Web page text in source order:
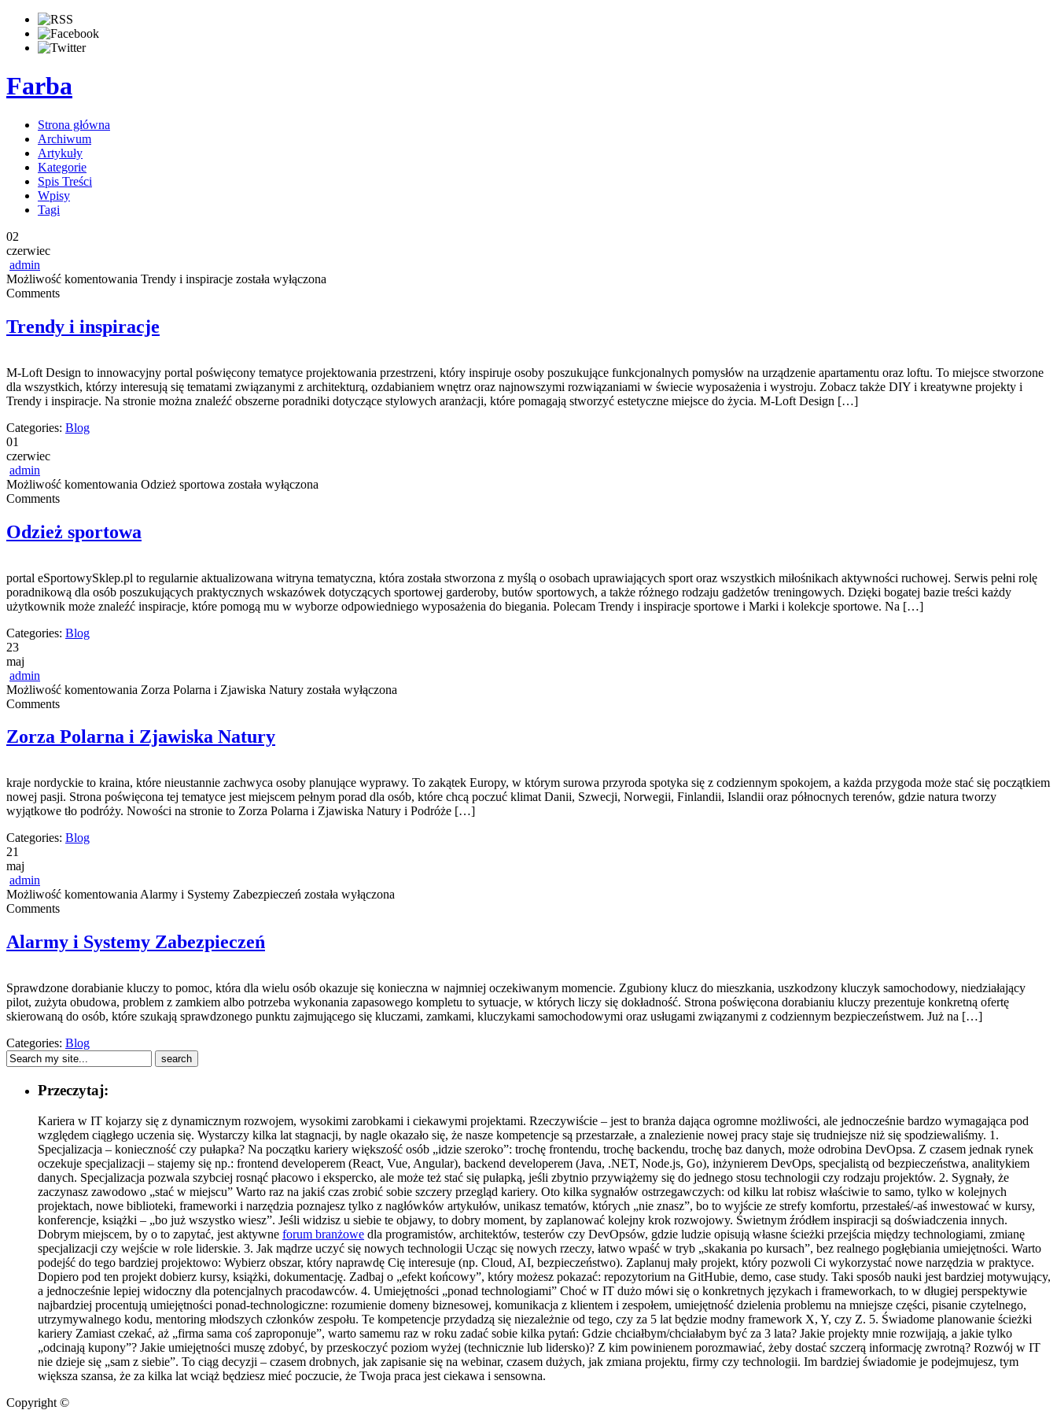
Farba
Strona główna
Archiwum
Artykuły
Kategorie
Spis Treści
Wpisy
Tagi
02
czerwiec
admin
Możliwość komentowania Trendy i inspiracje została wyłączona
Comments
Trendy i inspiracje
M-Loft Design to innowacyjny portal poświęcony tematyce projektowania przestrzeni, który inspiruje osoby poszukujące funkcjonalnych pomysłów na urządzenie apartamentu oraz loftu. To miejsce stworzone
dla wszystkich, którzy interesują się tematami związanymi z architekturą, ozdabianiem wnętrz oraz najnowszymi rozwiązaniami w świecie wyposażenia i wystroju. Zobacz także DIY i kreatywne projekty i
Trendy i inspiracje. Na stronie można znaleźć obszerne poradniki dotyczące stylowych aranżacji, które pomagają stworzyć estetyczne miejsce do życia. M-Loft Design […]
Categories: Blog
01
czerwiec
admin
Możliwość komentowania Odzież sportowa została wyłączona
Comments
Odzież sportowa
portal eSportowySklep.pl to regularnie aktualizowana witryna tematyczna, która została stworzona z myślą o osobach uprawiających sport oraz wszystkich miłośnikach aktywności ruchowej. Serwis pełni rolę
poradnikową dla osób poszukujących praktycznych wskazówek dotyczących sportowej garderoby, butów sportowych, a także różnego rodzaju gadżetów treningowych. Dzięki bogatej bazie treści każdy
użytkownik może znaleźć inspiracje, które pomogą mu w wyborze odpowiedniego wyposażenia do biegania. Polecam Trendy i inspiracje sportowe i Marki i kolekcje sportowe. Na […]
Categories: Blog
23
maj
admin
Możliwość komentowania Zorza Polarna i Zjawiska Natury została wyłączona
Comments
Zorza Polarna i Zjawiska Natury
kraje nordyckie to kraina, które nieustannie zachwyca osoby planujące wyprawy. To zakątek Europy, w którym surowa przyroda spotyka się z codziennym spokojem, a każda przygoda może stać się początkiem
nowej pasji. Strona poświęcona tej tematyce jest miejscem pełnym porad dla osób, które chcą poczuć klimat Danii, Szwecji, Norwegii, Finlandii, Islandii oraz północnych terenów, gdzie natura tworzy
wyjątkowe tło podróży. Nowości na stronie to Zorza Polarna i Zjawiska Natury i Podróże […]
Categories: Blog
21
maj
admin
Możliwość komentowania Alarmy i Systemy Zabezpieczeń została wyłączona
Comments
Alarmy i Systemy Zabezpieczeń
Sprawdzone dorabianie kluczy to pomoc, która dla wielu osób okazuje się konieczna w najmniej oczekiwanym momencie. Zgubiony klucz do mieszkania, uszkodzony kluczyk samochodowy, niedziałający
pilot, zużyta obudowa, problem z zamkiem albo potrzeba wykonania zapasowego kompletu to sytuacje, w których liczy się dokładność. Strona poświęcona dorabianiu kluczy prezentuje konkretną ofertę
skierowaną do osób, które szukają sprawdzonego punktu zajmującego się kluczami, zamkami, kluczykami samochodowymi oraz usługami związanymi z codziennym bezpieczeństwem. Już na […]
Categories: Blog
Przeczytaj:
Kariera w IT kojarzy się z dynamicznym rozwojem, wysokimi zarobkami i ciekawymi projektami. Rzeczywiście – jest to branża dająca ogromne możliwości, ale jednocześnie bardzo wymagająca pod
względem ciągłego uczenia się. Wystarczy kilka lat stagnacji, by nagle okazało się, że nasze kompetencje są przestarzałe, a znalezienie nowej pracy staje się trudniejsze niż się spodziewaliśmy. 1.
Specjalizacja – konieczność czy pułapka? Na początku kariery większość osób „idzie szeroko”: trochę frontendu, trochę backendu, trochę baz danych, może odrobina DevOpsa. Z czasem jednak rynek
oczekuje specjalizacji – stajemy się np.: frontend developerem (React, Vue, Angular), backend developerem (Java, .NET, Node.js, Go), inżynierem DevOps, specjalistą od bezpieczeństwa, analitykiem
danych. Specjalizacja pozwala szybciej rosnąć płacowo i ekspercko, ale może też stać się pułapką, jeśli zbytnio przywiążemy się do jednego stosu technologii czy rodzaju projektów. 2. Sygnały, że
zaczynasz zawodowo „stać w miejscu” Warto raz na jakiś czas zrobić sobie szczery przegląd kariery. Oto kilka sygnałów ostrzegawczych: od kilku lat robisz właściwie to samo, tylko w kolejnych
projektach, nowe biblioteki, frameworki i narzędzia poznajesz tylko z nagłówków artykułów, unikasz tematów, których „nie znasz”, bo to wyjście ze strefy komfortu, przestałeś/-aś inwestować w kursy,
konferencje, książki – „bo już wszystko wiesz”. Jeśli widzisz u siebie te objawy, to dobry moment, by zaplanować kolejny krok rozwojowy. Świetnym źródłem inspiracji są doświadczenia innych.
Dobrym miejscem, by o to zapytać, jest aktywne forum branżowe dla programistów, architektów, testerów czy DevOpsów, gdzie ludzie opisują własne ścieżki przejścia między technologiami, zmianę
specjalizacji czy wejście w role liderskie. 3. Jak mądrze uczyć się nowych technologii Ucząc się nowych rzeczy, łatwo wpaść w tryb „skakania po kursach”, bez realnego pogłębiania umiejętności. Warto
podejść do tego bardziej projektowo: Wybierz obszar, który naprawdę Cię interesuje (np. Cloud, AI, bezpieczeństwo). Zaplanuj mały projekt, który pozwoli Ci wykorzystać nowe narzędzia w praktyce.
Dopiero pod ten projekt dobierz kursy, książki, dokumentację. Zadbaj o „efekt końcowy”, który możesz pokazać: repozytorium na GitHubie, demo, case study. Taki sposób nauki jest bardziej motywujący,
a jednocześnie lepiej widoczny dla potencjalnych pracodawców. 4. Umiejętności „ponad technologiami” Choć w IT dużo mówi się o konkretnych językach i frameworkach, to w długiej perspektywie
najbardziej procentują umiejętności ponad-technologiczne: rozumienie domeny biznesowej, komunikacja z klientem i zespołem, umiejętność dzielenia problemu na mniejsze części, pisanie czytelnego,
utrzymywalnego kodu, mentoring młodszych członków zespołu. Te kompetencje przydadzą się niezależnie od tego, czy za 5 lat będzie modny framework X, Y, czy Z. 5. Świadome planowanie ścieżki
kariery Zamiast czekać, aż „firma sama coś zaproponuje”, warto samemu raz w roku zadać sobie kilka pytań: Gdzie chciałbym/chciałabym być za 3 lata? Jakie projekty mnie rozwijają, a jakie tylko
„odcinają kupony”? Jakie umiejętności muszę zdobyć, by przeskoczyć poziom wyżej (technicznie lub lidersko)? Z kim powinienem porozmawiać, żeby dostać szczerą informację zwrotną? Rozwój w IT
nie dzieje się „sam z siebie”. To ciąg decyzji – czasem drobnych, jak zapisanie się na webinar, czasem dużych, jak zmiana projektu, firmy czy technologii. Im bardziej świadomie je podejmujesz, tym
większa szansa, że za kilka lat wciąż będziesz mieć poczucie, że Twoja praca jest ciekawa i sensowna.
Copyright ©